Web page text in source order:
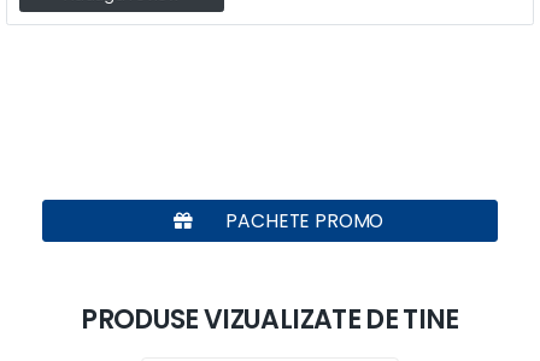
PACHETE PROMO
PRODUSE VIZUALIZATE DE TINE